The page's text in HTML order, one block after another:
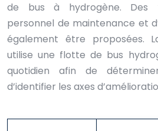
de bus à hydrogène. Des
personnel de maintenance et
également être proposées.
utilise une flotte de bus
quotidien afin de
d’identifier les axes